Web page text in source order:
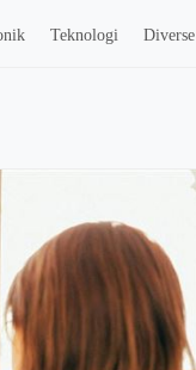
Teknologi Diverse